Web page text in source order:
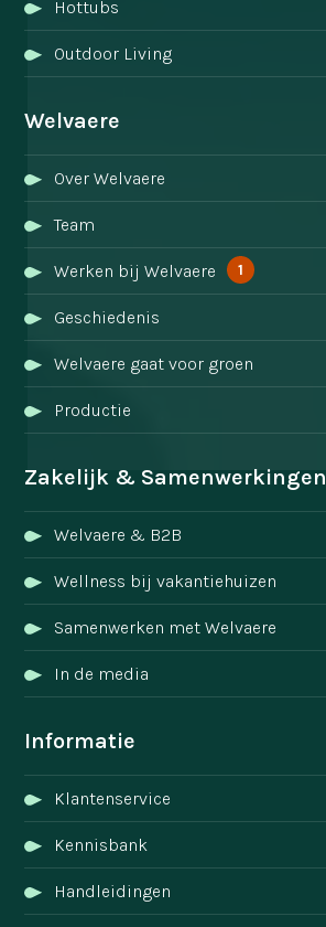
Hottubs
Outdoor Living
Welvaere
Over Welvaere
Team
Werken bij Welvaere 1
Geschiedenis
Welvaere gaat voor groen
Productie
Zakelijk & Samenwerkingen
Welvaere & B2B
Wellness bij vakantiehuizen
Samenwerken met Welvaere
In de media
Informatie
Klantenservice
Kennisbank
Handleidingen